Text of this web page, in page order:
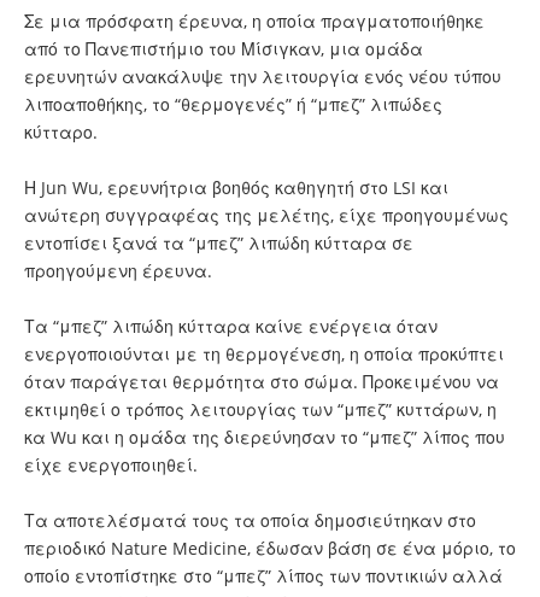
Σε μια πρόσφατη έρευνα, η οποία πραγματοποιήθηκε
από το Πανεπιστήμιο του Μίσιγκαν, μια ομάδα
ερευνητών ανακάλυψε την λειτουργία ενός νέου τύπου
λιποαποθήκης, το “θερμογενές” ή “μπεζ” λιπώδες
κύτταρο.
Η Jun Wu, ερευνήτρια βοηθός καθηγητή στο LSI και
ανώτερη συγγραφέας της μελέτης, είχε προηγουμένως
εντοπίσει ξανά τα “μπεζ” λιπώδη κύτταρα σε
προηγούμενη έρευνα.
Τα “μπεζ” λιπώδη κύτταρα καίνε ενέργεια όταν
ενεργοποιούνται με τη θερμογένεση, η οποία προκύπτει
όταν παράγεται θερμότητα στο σώμα. Προκειμένου να
εκτιμηθεί ο τρόπος λειτουργίας των “μπεζ” κυττάρων, η
κα Wu και η ομάδα της διερεύνησαν το “μπεζ” λίπος που
είχε ενεργοποιηθεί.
Τα αποτελέσματά τους τα οποία δημοσιεύτηκαν στο
περιοδικό Nature Medicine, έδωσαν βάση σε ένα μόριο, το
οποίο εντοπίστηκε στο “μπεζ” λίπος των ποντικιών αλλά